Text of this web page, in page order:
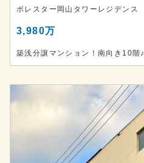
ポレスター岡山タワーレジデンス
3,980万
築浅分譲マンション！南向き10階♪